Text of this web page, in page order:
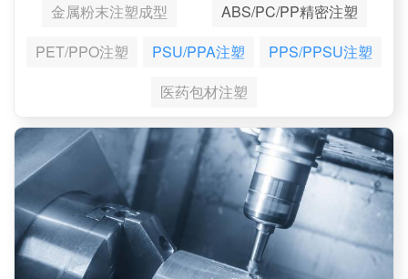
金属粉末注塑成型
ABS/PC/PP精密注塑
PET/PPO注塑
PSU/PPA注塑
PPS/PPSU注塑
医药包材注塑